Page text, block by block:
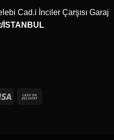
Cad.i İnciler Çarşısı Garaj
İSTANBUL